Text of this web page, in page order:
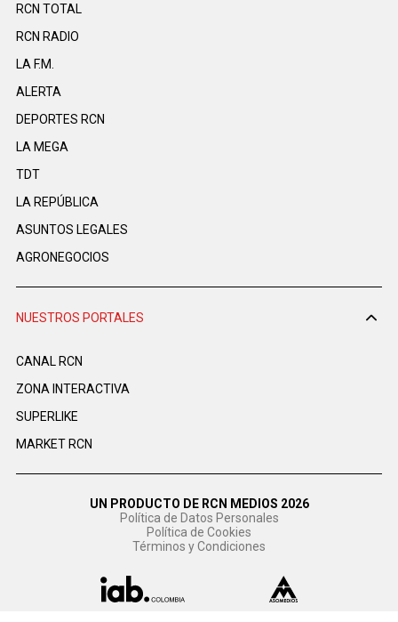
RCN TOTAL
RCN RADIO
LA F.M.
ALERTA
DEPORTES RCN
LA MEGA
TDT
LA REPÚBLICA
ASUNTOS LEGALES
AGRONEGOCIOS
NUESTROS PORTALES
CANAL RCN
ZONA INTERACTIVA
SUPERLIKE
MARKET RCN
UN PRODUCTO DE RCN MEDIOS 2026
Política de Datos Personales
Política de Cookies
Términos y Condiciones